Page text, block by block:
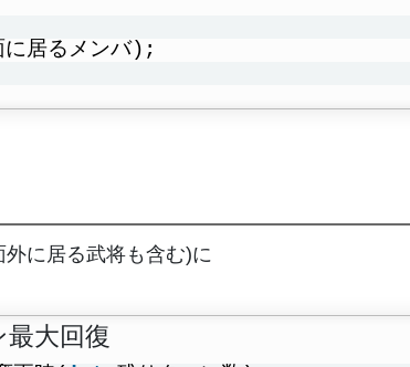
に居るメンバ);
に居る武将も含む)に
大回復